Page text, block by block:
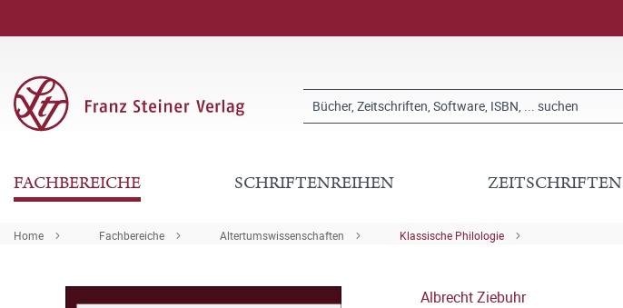
FACHBEREICHE SCHRIFTENREIHEN ZEITSCHRIFTEN
Home Fachbereiche Altertumswissenschaften Klassische Philologie
Albrecht Ziebuhr